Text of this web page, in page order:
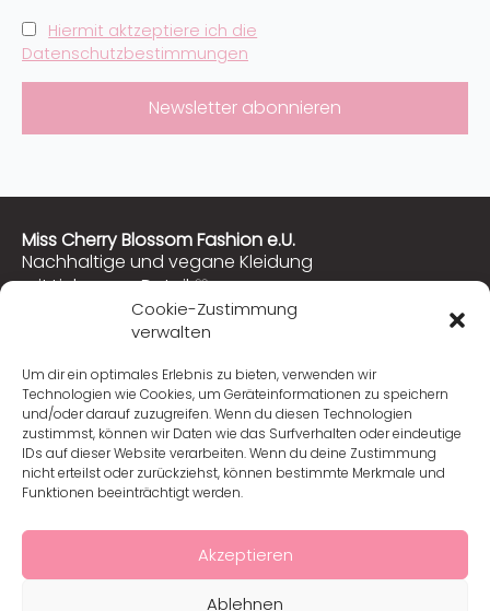
Cookie-Zustimmung
verwalten
Um dir ein optimales Erlebnis zu bieten, verwenden wir
Technologien wie Cookies, um Geräteinformationen zu speichern
und/oder darauf zuzugreifen. Wenn du diesen Technologien
zustimmst, können wir Daten wie das Surfverhalten oder eindeutige
IDs auf dieser Website verarbeiten. Wenn du deine Zustimmung
nicht erteilst oder zurückziehst, können bestimmte Merkmale und
Funktionen beeinträchtigt werden.
Akzeptieren
Ablehnen
Hiermit aktzeptiere ich die
Datenschutzbestimmungen
Miss Cherry Blossom Fashion e.U.
Nachhaltige und vegane Kleidung
mit Liebe zum Detail ♡
Hier findest du viele vegane Rezepte! ♡
Kontakt
service@misscherryblossom.com
Seiten
Home
Fotogalerie
Behind the Bloom
Fair Fashion
Kontakt